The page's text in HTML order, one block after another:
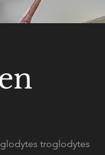
troglodytes